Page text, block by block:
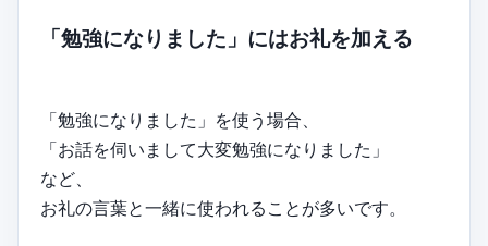
「勉強になりました」にはお礼を加える
「勉強になりました」を使う場合、
「お話を伺いまして大変勉強になりました」
など、
お礼の言葉と一緒に使われることが多いです。